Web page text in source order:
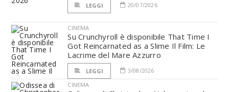
LEGGI 20/07/2026
CINEMA
Su Crunchyroll è disponibile That Time I
Got Reincarnated as a Slime Il Film: Le
Lacrime del Mare Azzurro
LEGGI
3/08/2026
CINEMA